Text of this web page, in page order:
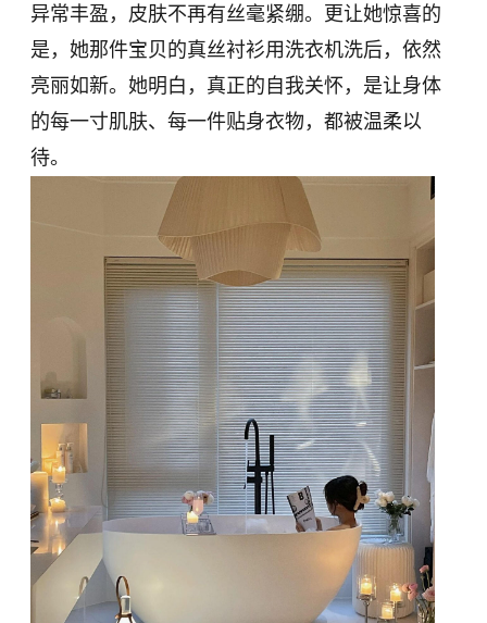
异常丰盈，皮肤不再有丝毫紧绷。更让她惊喜的
是，她那件宝贝的真丝衬衫用洗衣机洗后，依然
亮丽如新。她明白，真正的自我关怀，是让身体
的每一寸肌肤、每一件贴身衣物，都被温柔以
待。